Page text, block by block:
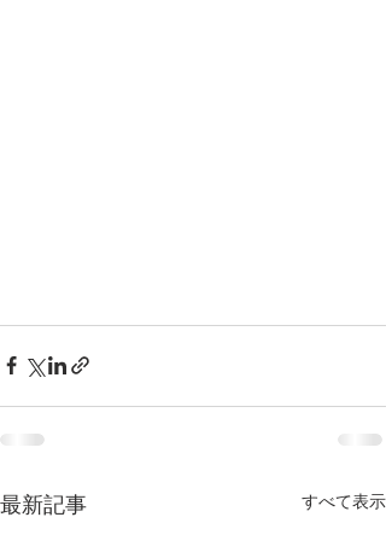
最新記事 すべて表示